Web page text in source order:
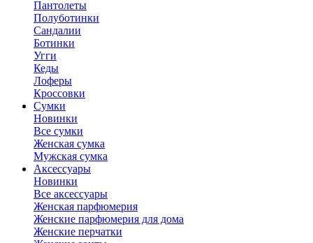
Пантолеты
Полуботинки
Сандалии
Ботинки
Угги
Кеды
Лоферы
Кроссовки
Сумки
Новинки
Все сумки
Женская сумка
Мужская сумка
Аксессуары
Новинки
Все аксессуары
Женская парфюмерия
Женские парфюмерия для дома
Женские перчатки